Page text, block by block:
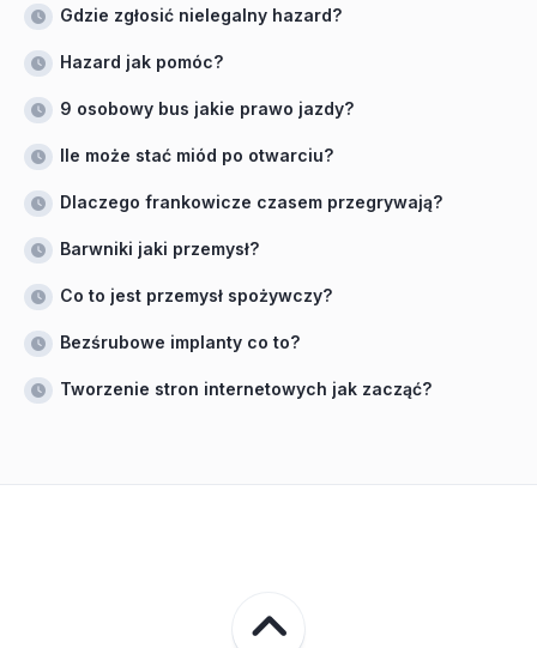
Gdzie zgłosić nielegalny hazard?
Hazard jak pomóc?
9 osobowy bus jakie prawo jazdy?
Ile może stać miód po otwarciu?
Dlaczego frankowicze czasem przegrywają?
Barwniki jaki przemysł?
Co to jest przemysł spożywczy?
Bezśrubowe implanty co to?
Tworzenie stron internetowych jak zacząć?